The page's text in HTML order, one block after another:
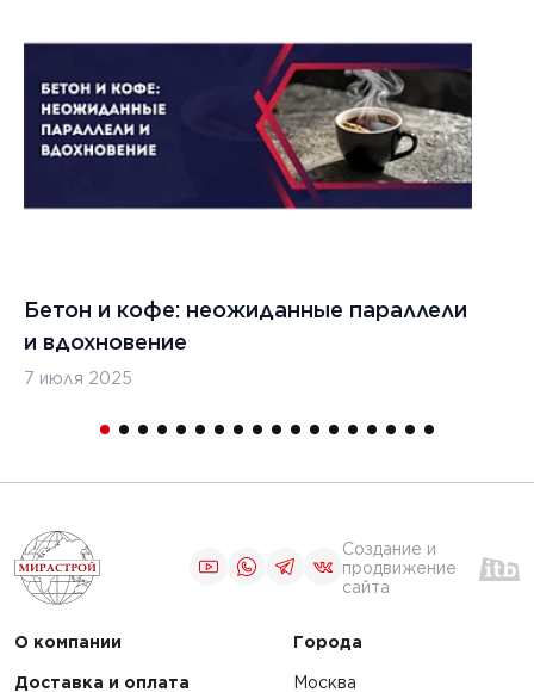
Бетон и кофе: неожиданные параллели
и вдохновение
7 июля 2025
Создание и
продвижение
сайта
О компании
Доставка и оплата
Города
Москва